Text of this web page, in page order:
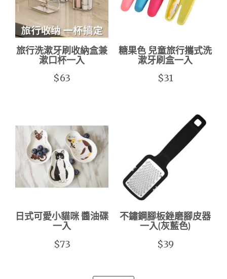
旅行洗漱牙刷收納盒兼
漱口杯一入
$63
糖果色 兒童旅行攜式洗
漱牙刷盒一入
$31
日式可愛小貓咪 醬油碟
一入
$73
不鏽鋼腳板銼磨腳皮器
一入(灰藍色)
$39